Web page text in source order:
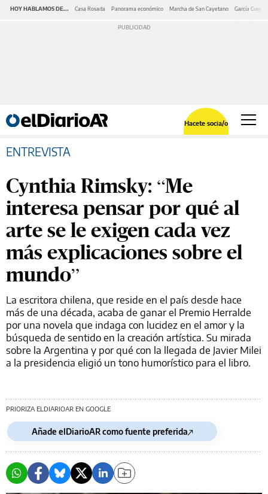
HOY HABLAMOS DE... Casa Rosada Panorama económico Marcha de San Cayetano García Cuerva
Hacete socia/o
ENTREVISTA
Cynthia Rimsky: “Me
interesa pensar por qué al
arte se le exigen cada vez
más explicaciones sobre el
mundo”
La escritora chilena, que reside en el país desde hace
más de una década, acaba de ganar el Premio Herralde
por una novela que indaga con lucidez en el amor y la
búsqueda de sentido en la creación artística. Su mirada
sobre la Argentina y por qué con la llegada de Javier Milei
a la presidencia eligió un tono humorístico para el libro.
PRIORIZA ELDIARIOAR EN GOOGLE
Añade elDiarioAR como fuente preferida